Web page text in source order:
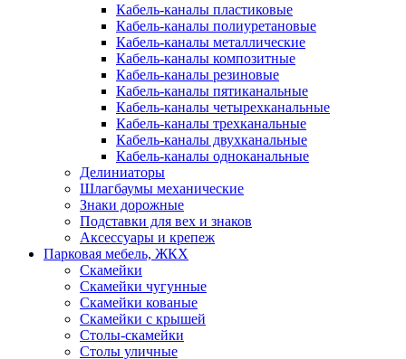
Кабель-каналы пластиковые
Кабель-каналы полиуретановые
Кабель-каналы металлические
Кабель-каналы композитные
Кабель-каналы резиновые
Кабель-каналы пятиканальные
Кабель-каналы четырехканальные
Кабель-каналы трехканальные
Кабель-каналы двухканальные
Кабель-каналы одноканальные
Делиниаторы
Шлагбаумы механические
Знаки дорожные
Подставки для вех и знаков
Аксессуары и крепеж
Парковая мебель, ЖКХ
Скамейки
Скамейки чугунные
Скамейки кованые
Скамейки с крышей
Столы-скамейки
Столы уличные